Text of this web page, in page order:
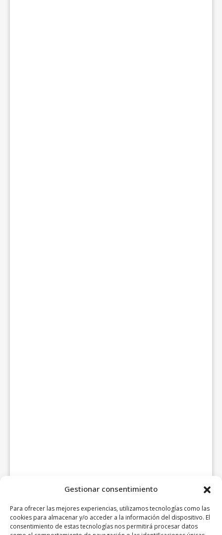
Gestionar consentimiento
Para ofrecer las mejores experiencias, utilizamos tecnologías como las
cookies para almacenar y/o acceder a la información del dispositivo. El
consentimiento de estas tecnologías nos permitirá procesar datos